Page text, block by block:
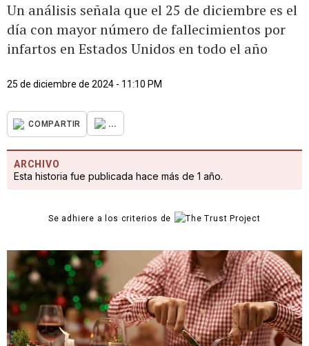
Un análisis señala que el 25 de diciembre es el
día con mayor número de fallecimientos por
infartos en Estados Unidos en todo el año
25 de diciembre de 2024 - 11:10 PM
COMPARTIR ...
ARCHIVO
Esta historia fue publicada hace más de 1 año.
Se adhiere a los criterios de